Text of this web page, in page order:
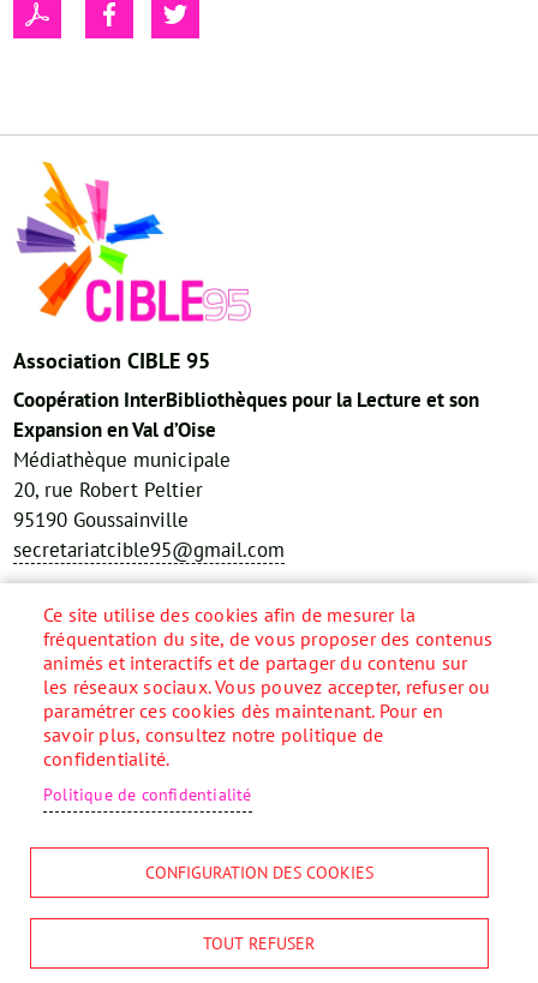
Association CIBLE 95
Coopération InterBibliothèques pour la Lecture et son
Expansion en Val d’Oise
Médiathèque municipale
20, rue Robert Peltier
95190 Goussainville
secretariatcible95@gmail.com
Réseaux sociaux
Menu
Pied
page
Accueil
Plan du site
Contact
Données personnelles
Cookies
Ce site utilise des cookies afin de mesurer la
fréquentation du site, de vous proposer des contenus
animés et interactifs et de partager du contenu sur
les réseaux sociaux. Vous pouvez accepter, refuser ou
paramétrer ces cookies dès maintenant. Pour en
savoir plus, consultez notre politique de
confidentialité.
Politique de confidentialité
CONFIGURATION DES COOKIES
TOUT REFUSER